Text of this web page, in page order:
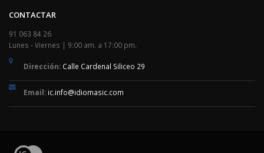
CONTACTAR
91 063 84 26
Lunes - Viernes | 9:00 am. a 17:00 pm.
Dirección: Calle Cardenal Siliceo 29
Email: ic.info@idiomasic.com